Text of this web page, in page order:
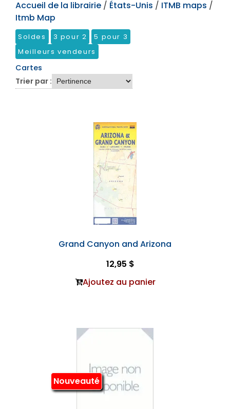
Accueil de la librairie / États-Unis / ITMB maps /
Itmb Map
Soldes 3 pour 2
5 pour 3
Meilleurs vendeurs
Cartes
Trier par :
Grand Canyon and Arizona
12,95 $
Ajoutez au panier
Nouveauté